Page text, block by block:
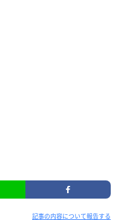
記事の内容について報告する